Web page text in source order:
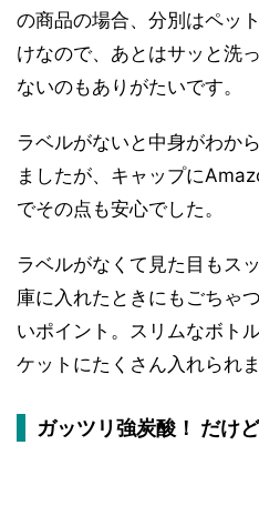
の商品の場合、分別はペッ
けなので、あとはサッと洗
ないのもありがたいです。
ラベルがないと中身がわか
ましたが、キャップに
でその点も安心でした。
ラベルがなくて見た目もス
庫に入れたときにもごちゃ
いポイント。スリムなボト
ケットにたくさん入れられま
ガッツリ強炭酸！ だけ